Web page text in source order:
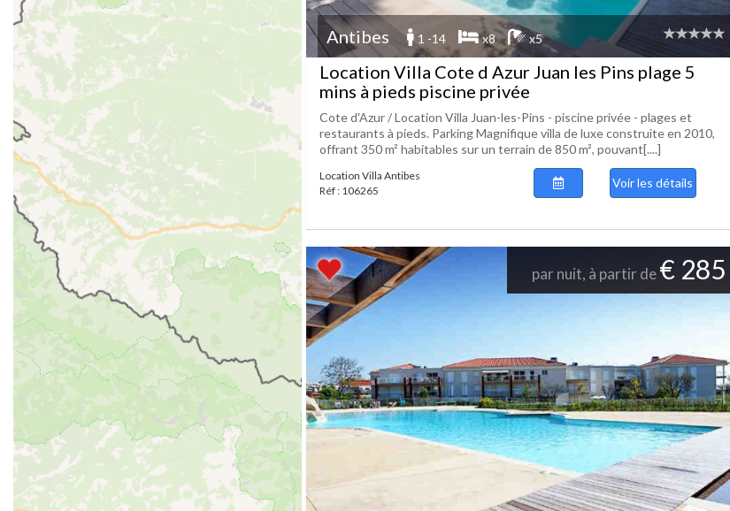
Antibes 1 -14 x8 x5
Location Villa Cote d Azur Juan les Pins plage 5
mins à pieds piscine privée
Cote d'Azur / Location Villa Juan-les-Pins - piscine privée - plages et
restaurants à pieds. Parking Magnifique villa de luxe construite en 2010,
offrant 350 m² habitables sur un terrain de 850 m², pouvant[....]
Location Villa Antibes
Réf : 106265
Voir les détails
par nuit, à partir de€ 285